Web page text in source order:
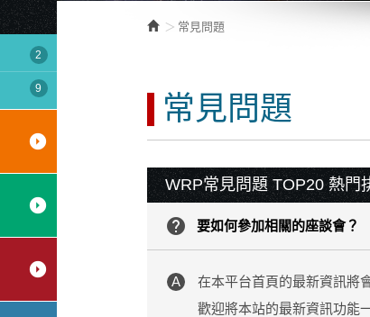
2
9
arrow_drop_down_circle
arrow_drop_down_circle
arrow_drop_down_circle
常見問題
常見問題
WRP常見問題 TOP20 熱門
help 要如何參加相關的座談會？
在本平台首頁的最新資訊將
歡迎將本站的最新資訊功能